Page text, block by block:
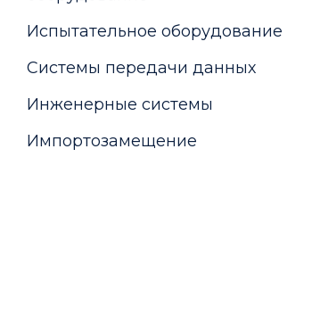
Испытательное оборудование
Системы передачи данных
Инженерные системы
Импортозамещение